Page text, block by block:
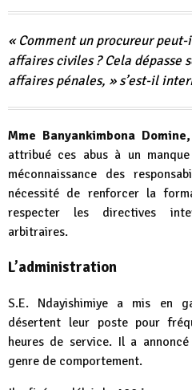
« Comment un procureur peut-
affaires civiles ? Cela dépasse
affaires pénales, »s’est-il
Mme Banyankimbona
attribué ces abus à un
méconnaissance des
nécessité de renforcer la
respecter les directives
arbitraires.
L’administration
S.E. Ndayishimiye a mis en
désertent leur poste pour
heures de service. Il a
genre de comportement.